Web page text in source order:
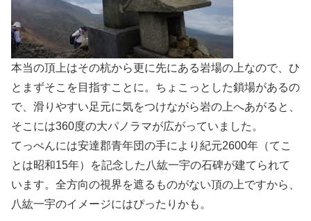
本当の頂上はその杭から更に先にある岩場の上なので、ひ
とまずそこを目指すことに。ちょこっとした鎖場があるの
で、滑りやすい足元に気をつけながら岩の上へあがると、
そこには360度の大パノラマが広がっていました。
てっぺんには安達郡青年団の手により紀元2600年（てこ
とは昭和15年）を記念した八紘一宇の石碑が建てられて
います。全方向の視界を遮るものがない頂の上ですから、
八紘一宇のイメージにはぴったりかも。